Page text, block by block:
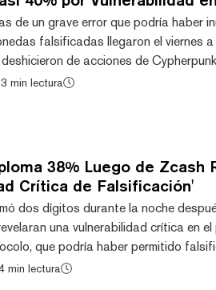
de un grave error que podría haber
falsificadas llegaron el viernes
de acciones de
respaldada hace meses por los
3 min lectura
38% Luego de Zcash
Crítica de Falsificación'
dos dígitos durante la noche
una vulnerabilidad crítica en
que podría haber permitido
más de cuatro años. La moneda
min lectura